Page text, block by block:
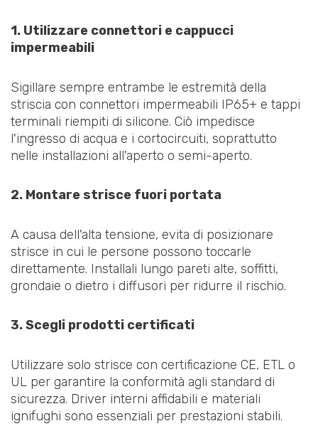
1. Utilizzare connettori e cappucci
impermeabili
Sigillare sempre entrambe le estremità della
striscia con connettori impermeabili IP65+ e tappi
terminali riempiti di silicone. Ciò impedisce
l'ingresso di acqua e i cortocircuiti, soprattutto
nelle installazioni all'aperto o semi-aperto.
2. Montare strisce fuori portata
A causa dell'alta tensione, evita di posizionare
strisce in cui le persone possono toccarle
direttamente. Installali lungo pareti alte, soffitti,
grondaie o dietro i diffusori per ridurre il rischio.
3. Scegli prodotti certificati
Utilizzare solo strisce con certificazione CE, ETL o
UL per garantire la conformità agli standard di
sicurezza. Driver interni affidabili e materiali
ignifughi sono essenziali per prestazioni stabili.